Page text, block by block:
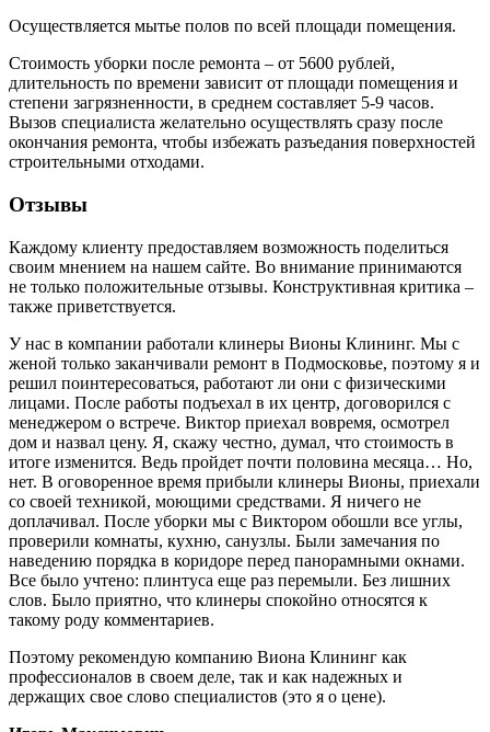
Осуществляется мытье полов по всей площади помещения.
Стоимость уборки после ремонта – от 5600 рублей,
длительность по времени зависит от площади помещения и
степени загрязненности, в среднем составляет 5-9 часов.
Вызов специалиста желательно осуществлять сразу после
окончания ремонта, чтобы избежать разъедания поверхностей
строительными отходами.
Отзывы
Каждому клиенту предоставляем возможность поделиться
своим мнением на нашем сайте. Во внимание принимаются
не только положительные отзывы. Конструктивная критика –
также приветствуется.
У нас в компании работали клинеры Вионы Клининг. Мы с
женой только заканчивали ремонт в Подмосковье, поэтому я и
решил поинтересоваться, работают ли они с физическими
лицами. После работы подъехал в их центр, договорился с
менеджером о встрече. Виктор приехал вовремя, осмотрел
дом и назвал цену. Я, скажу честно, думал, что стоимость в
итоге изменится. Ведь пройдет почти половина месяца… Но,
нет. В оговоренное время прибыли клинеры Вионы, приехали
со своей техникой, моющими средствами. Я ничего не
доплачивал. После уборки мы с Виктором обошли все углы,
проверили комнаты, кухню, санузлы. Были замечания по
наведению порядка в коридоре перед панорамными окнами.
Все было учтено: плинтуса еще раз перемыли. Без лишних
слов. Было приятно, что клинеры спокойно относятся к
такому роду комментариев.
Поэтому рекомендую компанию Виона Клининг как
профессионалов в своем деле, так и как надежных и
держащих свое слово специалистов (это я о цене).